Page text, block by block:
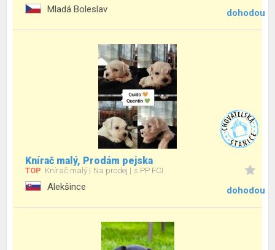
Mladá Boleslav dohodou
Knírač malý, Prodám pejska
TOP Knírač malý Na prodej s PP FCI
Alekšince dohodou